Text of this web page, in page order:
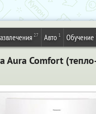
27 Авто 1 Обучение
Aura Comfort